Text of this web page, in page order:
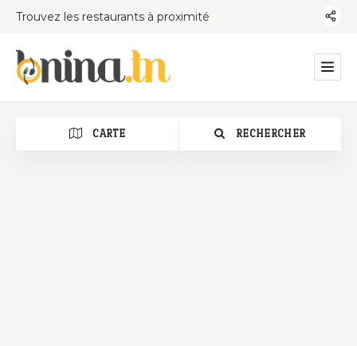
Trouvez les restaurants à proximité
CARTE RECHERCHER